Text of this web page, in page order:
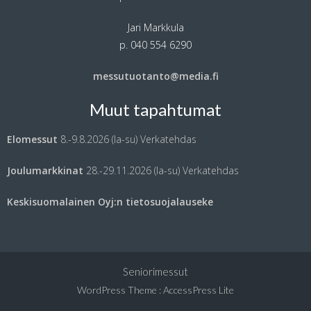
Jari Markkula
p. 040 554 6290
messutuotanto@media.fi
Muut tapahtumat
Elomessut 8.-9.8.2026 (la-su) Verkatehdas
Joulumarkkinat 28.-29.11.2026 (la-su) Verkatehdas
Keskisuomalainen Oyj:n tietosuojalauseke
Seniorimessut
WordPress Theme :AccessPress Lite